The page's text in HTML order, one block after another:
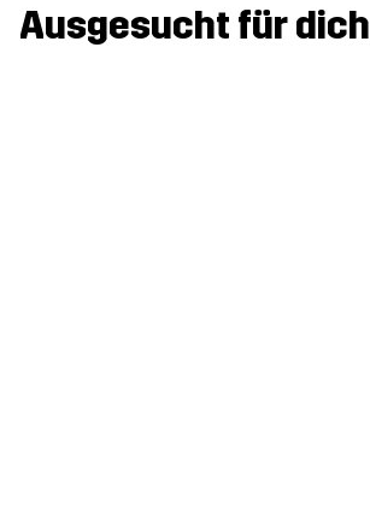
Ausgesucht für dich